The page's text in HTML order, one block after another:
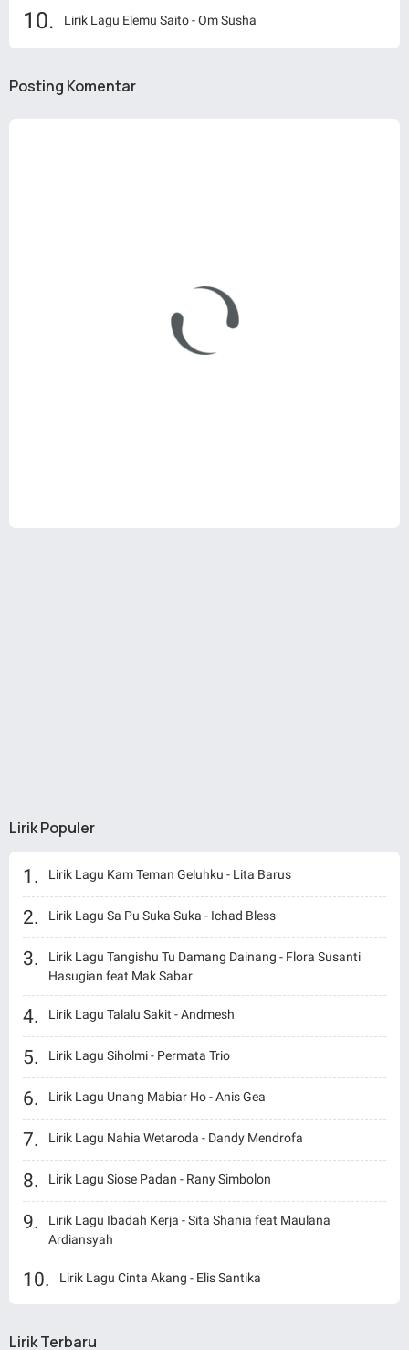
Lirik Lagu Elemu Saito - Om Susha
Posting Komentar
Lirik Populer
Lirik Lagu Kam Teman Geluhku - Lita Barus
Lirik Lagu Sa Pu Suka Suka - Ichad Bless
Lirik Lagu Tangishu Tu Damang Dainang - Flora Susanti
Hasugian feat Mak Sabar
Lirik Lagu Talalu Sakit - Andmesh
Lirik Lagu Siholmi - Permata Trio
Lirik Lagu Unang Mabiar Ho - Anis Gea
Lirik Lagu Nahia Wetaroda - Dandy Mendrofa
Lirik Lagu Siose Padan - Rany Simbolon
Lirik Lagu Ibadah Kerja - Sita Shania feat Maulana
Ardiansyah
Lirik Lagu Cinta Akang - Elis Santika
Lirik Terbaru